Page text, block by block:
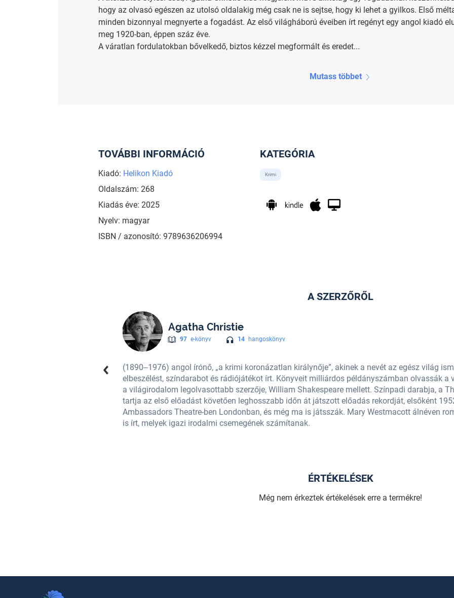
hogy az olvasó egészen az utolsó oldalakig még csak ne is sejtse, hogy ki lehet a gyilkos. Első
minden bizonnyal megnyerte a fogadást. Az első világháború éveiben írt regényt egy angol kiadó
meg 1920-ban, éppen száz éve.
A váratlan fordulatokban bővelkedő, biztos kézzel megformált és eredet...
Mutass többet
TOVÁBBI INFORMÁCIÓ
Kiadó: Helikon Kiadó
Oldalszám: 268
Kiadás éve: 2025
Nyelv: magyar
ISBN / azonosító: 9789636206994
KATEGÓRIA
Krimi
A SZERZŐRŐL
Több mint száz regényt,
Agatha Christie
97 e-könyv 14 hangoskönyv
(1890‒1976) angol írónő, „a krimi koronázatlan királynője”, akinek a nevét az egész világ
elbeszélést, színdarabot és rádiójátékot írt. Könyveit milliárdos példányszámban olvassák a
a világirodalom legolvasottabb szerzője, William Shakespeare mellett. Színpadi darabja, a
tartja az első előadást követően leghosszabb időn át játszott előadás rekordját, elsőként
Ambassadors Theatre-ben Londonban, és még ma is játsszák. Mary Westmacott álnéven
is írt, melyek igazi irodalmi csemegének számítanak.
ÉRTÉKELÉSEK
Még nem érkeztek értékelések erre a termékre!